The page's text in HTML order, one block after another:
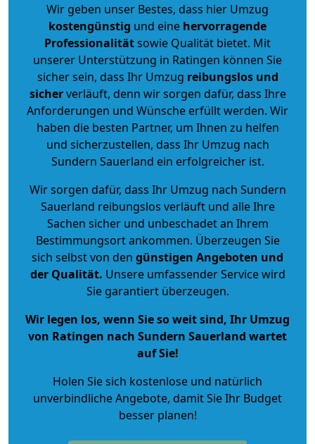
Wir geben unser Bestes, dass hier Umzug
kostengünstig und eine hervorragende
Professionalitätsowie Qualität bietet. Mit
unserer Unterstützung in Ratingen können Sie
sicher sein, dass Ihr Umzug reibungslos und
sicherverläuft, denn wir sorgen dafür, dass Ihre
Anforderungen und Wünsche erfüllt werden. Wir
haben die besten Partner, um Ihnen zu helfen
und sicherzustellen, dass Ihr Umzug nach
Sundern Sauerland ein erfolgreicher ist.
Wir sorgen dafür, dass Ihr Umzug nach Sundern
Sauerland reibungslos verläuft und alle Ihre
Sachen sicher und unbeschadet an Ihrem
Bestimmungsort ankommen. Überzeugen Sie
sich selbst von den günstigen Angeboten und
der Qualität. Unsere umfassender Service wird
Sie garantiert überzeugen.
Wir legen los, wenn Sie so weit sind, Ihr Umzug
von Ratingen nach Sundern Sauerland wartet
auf Sie!
Holen Sie sich kostenlose und natürlich
unverbindliche Angebote, damit Sie Ihr Budget
besser planen!